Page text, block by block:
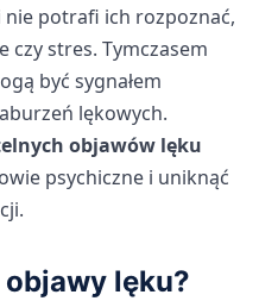
nie potrafi ich rozpoznać,
czy stres. Tymczasem
być sygnałem
lękowych.
objawów lęku
psychiczne i uniknąć
lęku?